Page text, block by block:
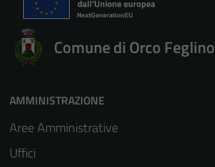
Comune di Orco Feglino
AMMINISTRAZIONE
Aree Amministrative
Uffici